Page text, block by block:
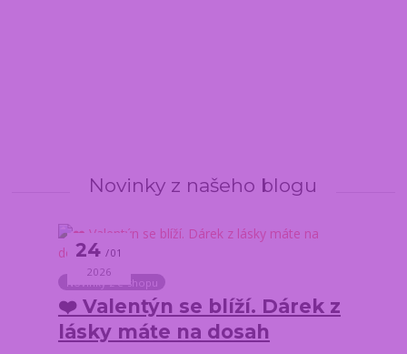
Novinky z našeho blogu
24 01
2026
Novinky z e-shopu
❤️ Valentýn se blíží. Dárek z
lásky máte na dosah